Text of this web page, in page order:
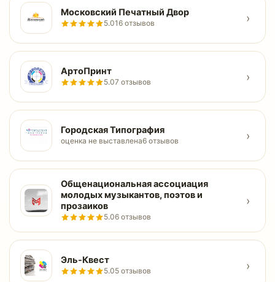
Московский Печатный Двор
5.016 отзывов ›
АртоПринт
5.07 отзывов ›
Городская Типография
оценка не выставлена6 отзывов ›
Общенациональная ассоциация
молодых музыкантов, поэтов и
прозаиков
5.06 отзывов
›
Эль-Квест
5.05 отзывов ›